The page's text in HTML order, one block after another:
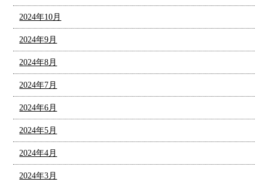
2024年10月
2024年9月
2024年8月
2024年7月
2024年6月
2024年5月
2024年4月
2024年3月